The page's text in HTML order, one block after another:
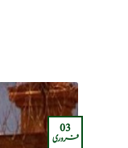
03
فروری